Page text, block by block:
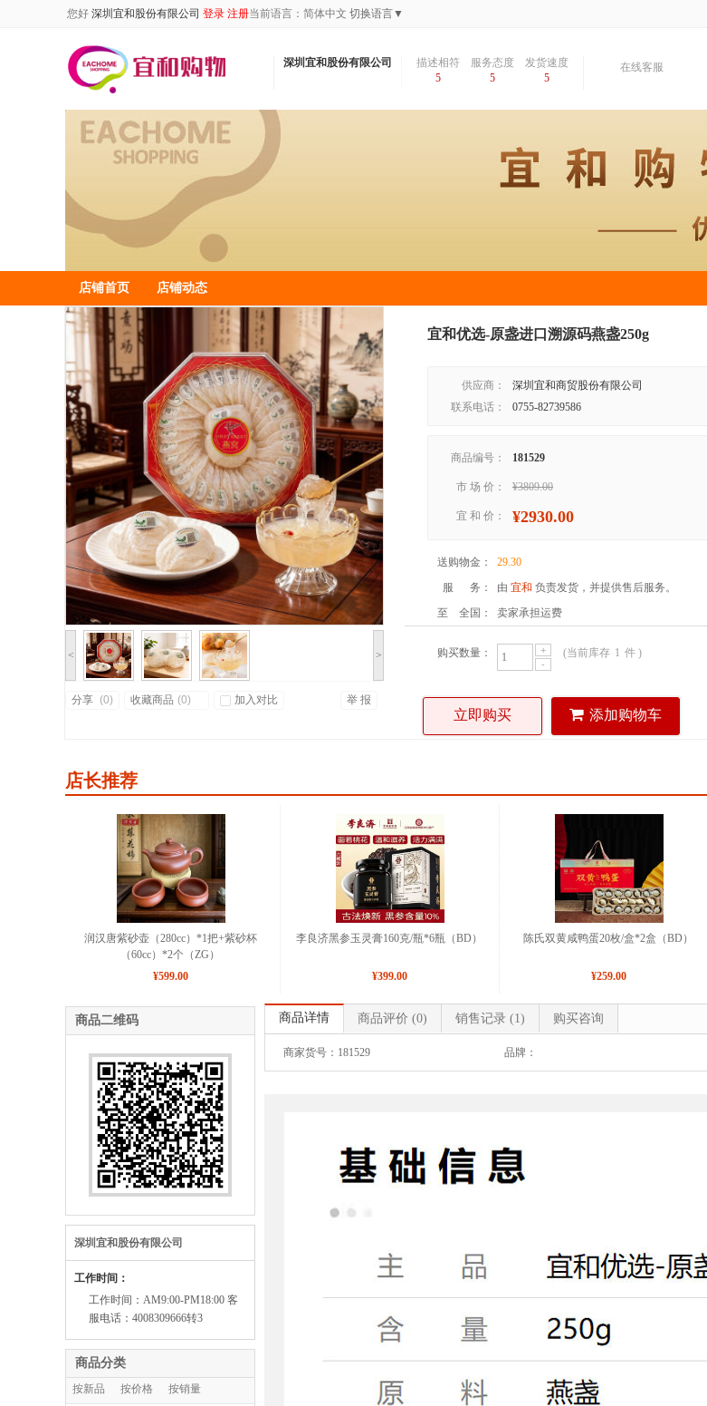
您好 深圳宜和股份有限公司 登录 注册当前语言： 简体中文 切换语言▼
深圳宜和股份有限公司
描述相符
5
服务态度
5
发货速度
5
在线客服
店铺首页 店铺动态
< >
分享 (0) 收藏商品 (0) 加入对比 举 报
宜和优选-原盏进口溯源码燕盏250g
供应商：
深圳宜和商贸股份有限公司
联系电话：
0755-82739586
商品编号： 181529
市 场 价： ¥3809.00
宜 和 价： ¥2930.00
送购物金：
29.30
服 务：
由 宜和 负责发货，并提供售后服务。
至 全国：
卖家承担运费
购买数量：
+
-
(当前库存 1 件 )
立即购买 添加购物车
店长推荐
润汉唐紫砂壶（280cc）*1把+紫砂杯
（60cc）*2个（ZG）
¥599.00
李良济黑参玉灵膏160克/瓶*6瓶（BD）
¥399.00
陈氏双黄咸鸭蛋20枚/盒*2盒（BD）
¥259.00
商品详情 商品评价 (0) 销售记录 (1) 购买咨询
商家货号：181529 品牌：
商品二维码
深圳宜和股份有限公司
工作时间：
工作时间：AM9:00-PM18:00 客
服电话：4008309666转3
商品分类
按新品 按价格
按销量